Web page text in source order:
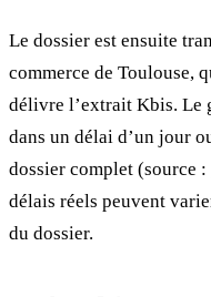
Le dossier est ensuite
commerce de Toulouse,
délivre l’extrait Kbis. Le
dans un délai d’un jour
dossier complet (source
délais réels peuvent
du dossier.